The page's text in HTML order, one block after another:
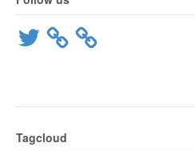
Twitter
Tagcloud